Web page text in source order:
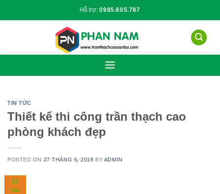
Hỗ trợ:0985.605.787
TIN TỨC
Thiết kế thi công trần thạch cao
phòng khách đẹp
POSTED ON 27 THÁNG 6, 2018 BY ADMIN
27
TH6